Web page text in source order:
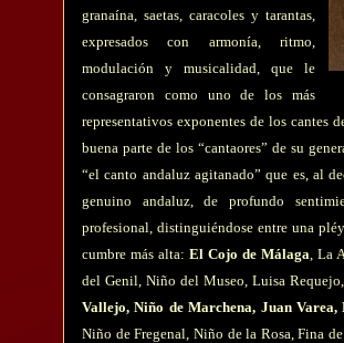
granaína, saetas, caracoles y tarantas,
expresados con armonía, ritmo,
modulación y musicalidad, que le
consagraron como uno de los más
representativos exponentes de los
buena parte de los “cantaores” de su
“el canto andaluz agitanado” que es, al
genuino andaluz, de profundo
profesional, distinguiéndose entre una
cumbre más alta: El Cojo de Málaga, La
del Genil, Niño del Museo, Luisa
Vallejo, Niño de Marchena, Juan Varea,
Niño de Fregenal, Niño de la Rosa, Fina